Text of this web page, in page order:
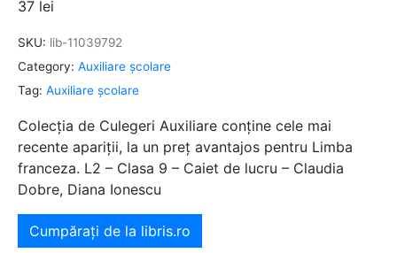
37 lei
SKU: lib-11039792
Category: Auxiliare şcolare
Tag: Auxiliare şcolare
Colecția de Culegeri Auxiliare conține cele mai
recente apariții, la un preț avantajos pentru Limba
franceza. L2 – Clasa 9 – Caiet de lucru – Claudia
Dobre, Diana Ionescu
Cumpărați de la libris.ro